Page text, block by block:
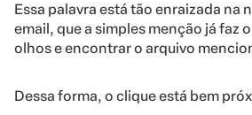
Essa palavra está tão enraizada na
email, que a simples menção já faz
olhos e encontrar o arquivo
Dessa forma, o clique está bem